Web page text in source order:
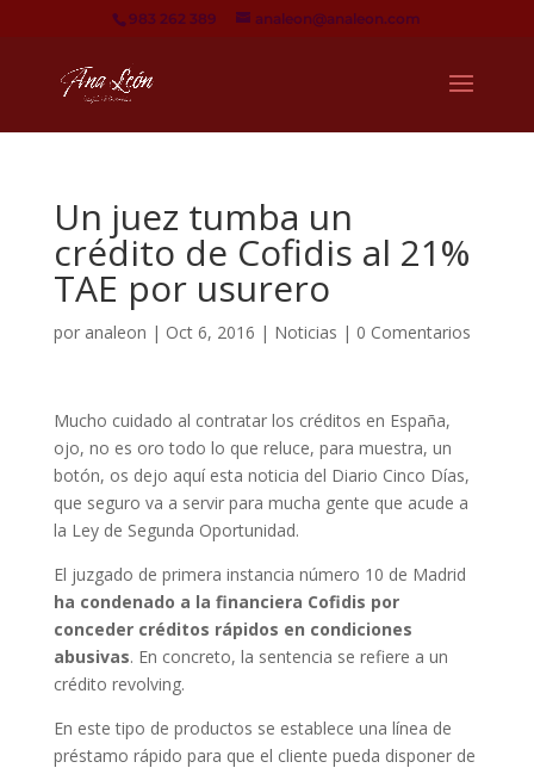
983 262 389 analeon@analeon.com
Un juez tumba un
crédito de Cofidis al 21%
TAE por usurero
por analeon | Oct 6, 2016 | Noticias | 0 Comentarios
Mucho cuidado al contratar los créditos en España,
ojo, no es oro todo lo que reluce, para muestra, un
botón, os dejo aquí esta noticia del Diario Cinco Días,
que seguro va a servir para mucha gente que acude a
la Ley de Segunda Oportunidad.
El juzgado de primera instancia número 10 de Madrid
ha condenado a la financiera Cofidis por
conceder créditos rápidos en condiciones
abusivas. En concreto, la sentencia se refiere a un
crédito revolving.
En este tipo de productos se establece una línea de
préstamo rápido para que el cliente pueda disponer de